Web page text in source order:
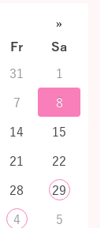
»
Fr
Sa
31
1
7
8
14
15
21
22
28
29
4 5